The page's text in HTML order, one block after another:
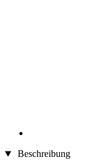
Beschreibung